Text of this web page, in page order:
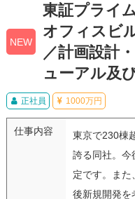
NEW
東証プライ
オフィスビ
／計画設計
ューアル及
正社員 1000万円
仕事内容
東京で230棟
誇る同社。今
定です。また
後新規開発を